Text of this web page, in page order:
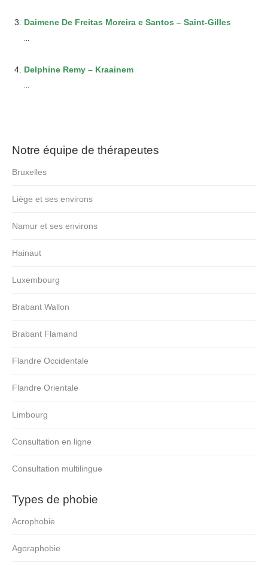
Daimene De Freitas Moreira e Santos – Saint-Gilles
...
Delphine Remy – Kraainem
...
Notre équipe de thérapeutes
Bruxelles
Liège et ses environs
Namur et ses environs
Hainaut
Luxembourg
Brabant Wallon
Brabant Flamand
Flandre Occidentale
Flandre Orientale
Limbourg
Consultation en ligne
Consultation multilingue
Types de phobie
Acrophobie
Agoraphobie